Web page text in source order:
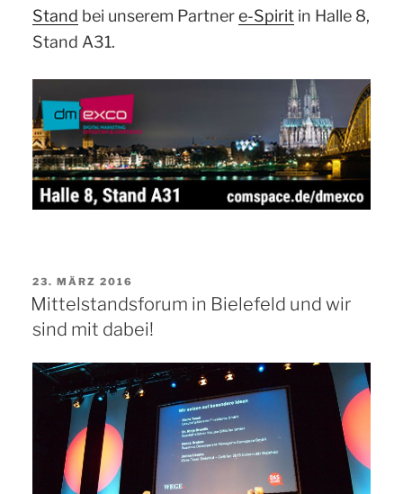
Stand bei unserem Partnere-Spirit in Halle 8,
Stand A31.
VERÖFFENTLICHT
AM
23. MÄRZ 2016
Mittelstandsforum in Bielefeld und wir
sind mit dabei!